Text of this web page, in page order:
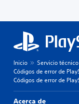
Inicio
Servicio
Códigos de error de
Códigos de error de
Acerca de